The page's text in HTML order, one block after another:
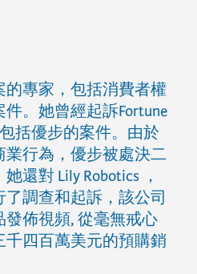
專家，包括消費者權
。她曾經起訴Fortune
括優步的案件。由於
行為，優步被處決二
還對 Lily Robotics ，
調查和起訴，該公司
佈視頻, 從毫無戒心
四百萬美元的預購銷